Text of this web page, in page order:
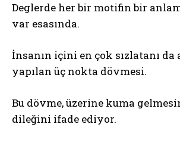
Deglerde her bir motifin bir
var esasında.
İnsanın içini en çok sızlatanı da
yapılan üç nokta dövmesi.
Bu dövme, üzerine kuma
dileğini ifade ediyor.